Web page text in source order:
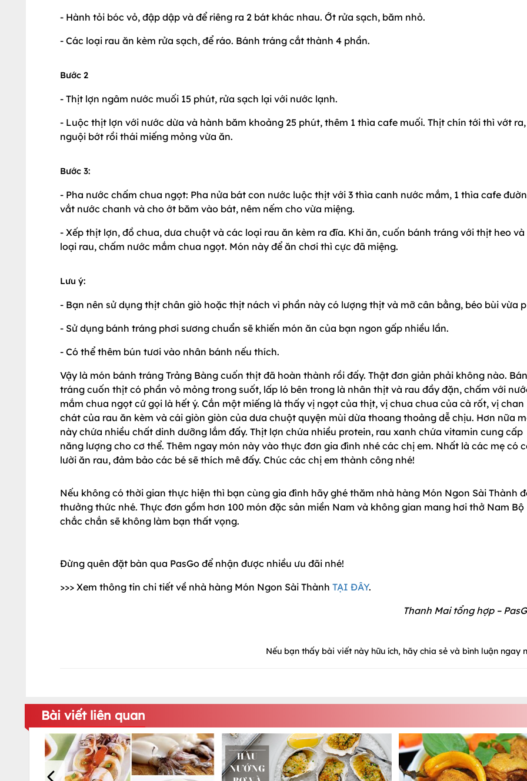
- Hành tỏi bóc vỏ, đập dập và để riêng ra 2 bát khác nhau. Ớt rửa sạch, băm nhỏ.
- Các loại rau ăn kèm rửa sạch, để ráo. Bánh tráng cắt thành 4 phần.
Bước 2
- Thịt lợn ngâm nước muối 15 phút, rửa sạch lại với nước lạnh.
- Luộc thịt lợn với nước dừa và hành băm khoảng 25 phút, thêm 1 thìa cafe muối. Thịt chín tới thì vớt
nguội bớt rồi thái miếng mỏng vừa ăn.
Bước 3:
- Pha nước chấm chua ngọt: Pha nửa bát con nước luộc thịt với 3 thìa canh nước mắm, 1 thìa cafe
vắt nước chanh và cho ớt băm vào bát, nêm nếm cho vừa miệng.
- Xếp thịt lợn, đồ chua, dưa chuột và các loại rau ăn kèm ra đĩa. Khi ăn, cuốn bánh tráng với thịt heo và
loại rau, chấm nước mắm chua ngọt. Món này để ăn chơi thì cực đã miệng.
Lưu ý:
- Bạn nên sử dụng thịt chân giò hoặc thịt nách vì phần này có lượng thịt và mỡ cân bằng, béo bùi vừa
- Sử dụng bánh tráng phơi sương chuẩn sẽ khiến món ăn của bạn ngon gấp nhiều lần.
- Có thể thêm bún tươi vào nhân bánh nếu thích.
Vậy là món bánh tráng Trảng Bàng cuốn thịt đã hoàn thành rồi đấy. Thật đơn giản phải không nào.
tráng cuốn thịt có phần vỏ mỏng trong suốt, lấp ló bên trong là nhân thịt và rau đầy đặn, chấm với
mắm chua ngọt cứ gọi là hết ý. Cắn một miếng là thấy vị ngọt của thịt, vị chua chua của cà rốt, vị chan
chát của rau ăn kèm và cái giòn giòn của dưa chuột quyện mùi dừa thoang thoảng dễ chịu. Hơn nữa
này chứa nhiều chất dinh dưỡng lắm đấy. Thịt lợn chứa nhiều protein, rau xanh chứa vitamin cung cấp
năng lượng cho cơ thể. Thêm ngay món này vào thực đơn gia đình nhé các chị em. Nhất là các mẹ có
lười ăn rau, đảm bảo các bé sẽ thích mê đấy. Chúc các chị em thành công nhé!
Nếu không có thời gian thực hiện thì bạn cùng gia đình hãy ghé thăm nhà hàng Món Ngon Sài Thành
thưởng thức nhé. Thực đơn gồm hơn 100 món đặc sản miền Nam và không gian mang hơi thở Nam Bộ
chắc chắn sẽ không làm bạn thất vọng.
Đừng quên đặt bàn qua PasGo để nhận được nhiều ưu đãi nhé!
>>> Xem thông tin chi tiết về nhà hàng Món Ngon Sài Thành TẠI ĐÂY.
Thanh Mai tổng hợp –
Nếu bạn thấy bài viết này hữu ích, hãy chia sẻ và bình luận ngay
Bài viết liên quan